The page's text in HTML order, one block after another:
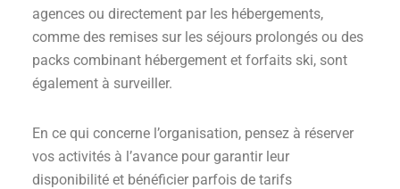
agences ou directement par les hébergements,
comme des remises sur les séjours prolongés ou des
packs combinant hébergement et forfaits ski, sont
également à surveiller.
En ce qui concerne l’organisation, pensez à réserver
vos activités à l’avance pour garantir leur
disponibilité et bénéficier parfois de tarifs